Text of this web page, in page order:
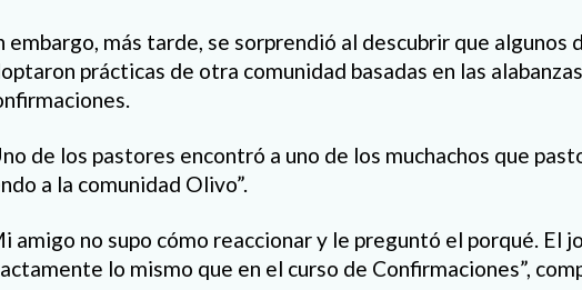
embargo, más tarde, se sorprendió al descubrir que algunos
prácticas de otra comunidad basadas en las
de los pastores encontró a uno de los muchachos que
a la comunidad Olivo”.
amigo no supo cómo reaccionar y le preguntó el porqué. El
lo mismo que en el curso de Confirmaciones”,